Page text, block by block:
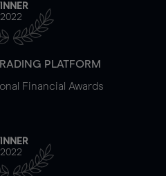
2022
PLATFORM
Financial Awards
2022